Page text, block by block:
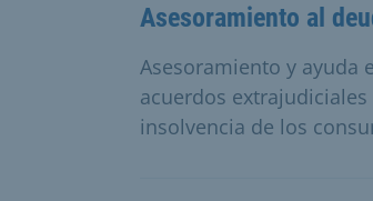
Asesoramiento al
Asesoramiento y ayuda
acuerdos
insolvencia de los